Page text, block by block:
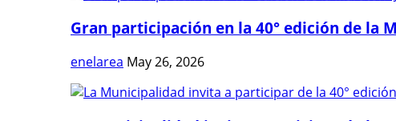
Gran participación en la 40° edición de la
enelarea May 26, 2026